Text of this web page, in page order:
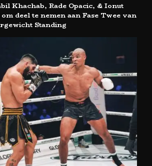
Khachab, Rade Opacic, & Ionut
deel te nemen aan Fase Twee van
Standing